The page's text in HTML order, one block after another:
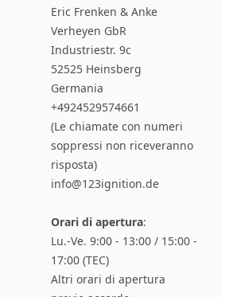
Eric Frenken & Anke
Verheyen GbR
Industriestr. 9c
52525 Heinsberg
Germania
+4924529574661
(Le chiamate con numeri
soppressi non riceveranno
risposta)
info@123ignition.de
Orari di apertura:
Lu.-Ve. 9:00 - 13:00 / 15:00 -
17:00 (TEC)
Altri orari di apertura